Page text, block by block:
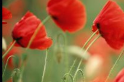
Fleurs de montagne
flore sauvage des
Islande
Limagne d'Auvergne
Lotus